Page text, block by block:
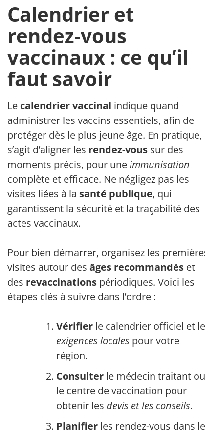
Calendrier et
rendez-vous
vaccinaux : ce qu’il
faut savoir
Le calendrier vaccinal indique quand
administrer les vaccins essentiels, afin de
protéger dès le plus jeune âge. En pratique, il
s’agit d’aligner les rendez-vous sur des
moments précis, pour uneimmunisation
complète et efficace. Ne négligez pas les
visites liées à la santé publique, qui
garantissent la sécurité et la traçabilité des
actes vaccinaux.
Pour bien démarrer, organisez les premières
visites autour des âges recommandés et
des revaccinations périodiques. Voici les
étapes clés à suivre dans l’ordre :
Vérifier le calendrier officiel et les
exigences locales pour votre
région.
Consulter le médecin traitant ou
le centre de vaccination pour
obtenir les devis et les conseils.
Planifier les rendez-vous dans les